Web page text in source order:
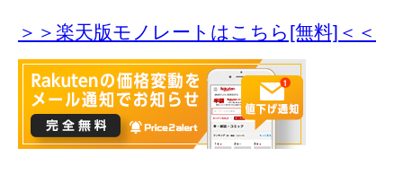
＞＞楽天版モノレートはこちら[無料]＜＜